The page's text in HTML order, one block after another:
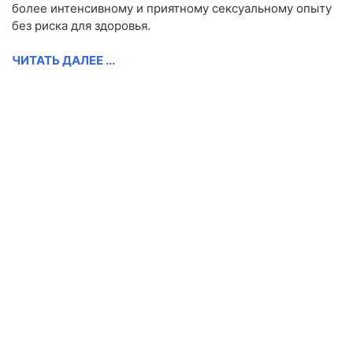
более интенсивному и приятному сексуальному опыту
без риска для здоровья.
ЧИТАТЬ ДАЛЕЕ ...